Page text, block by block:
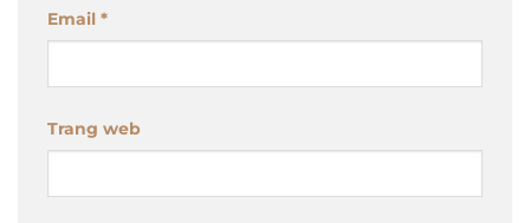
Email *
Trang web